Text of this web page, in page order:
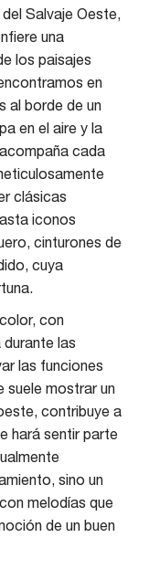
Salvaje Oeste,
una
los paisajes
en
al borde de un
en el aire y la
cada
clásicas
iconos
cinturones de
cuya
con
las
las funciones
suele mostrar un
contribuye a
hará sentir parte
sino un
melodías que
de un buen